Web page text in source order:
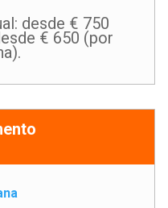
desde € 750
€ 650 (por